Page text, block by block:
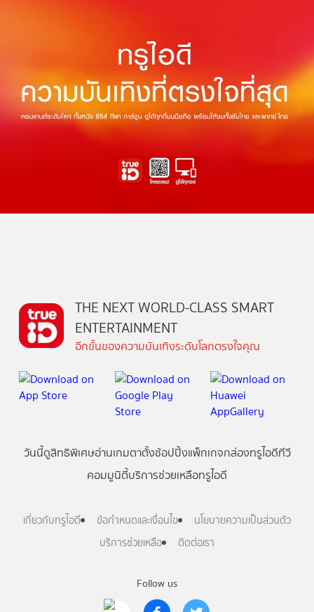
Follow us
THE NEXT WORLD-CLASS SMART
ENTERTAINMENT
อีกขั้นของความบันเทิงระดับโลกตรงใจคุณ
วันนี้ดูสิทธิพิเศษอ่านเกมตาตั้งช้อปปิ้งแพ็กเกจกล่องทรูไอดีทีวี
คอมมูนิตี้บริการช่วยเหลือทรูไอดี
เกี่ยวกับทรูไอดี ข้อกำหนดและเงื่อนไข
นโยบายความเป็นส่วนตัว
บริการช่วยเหลือ
ติดต่อเรา